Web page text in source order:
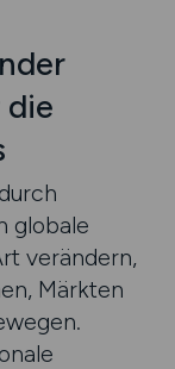
globale
verändern,
Märkten